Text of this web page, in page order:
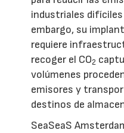
industriales difíciles
embargo, su
requiere
recoger el CO2
volúmenes
emisores y
destinos de
SeaSeaS